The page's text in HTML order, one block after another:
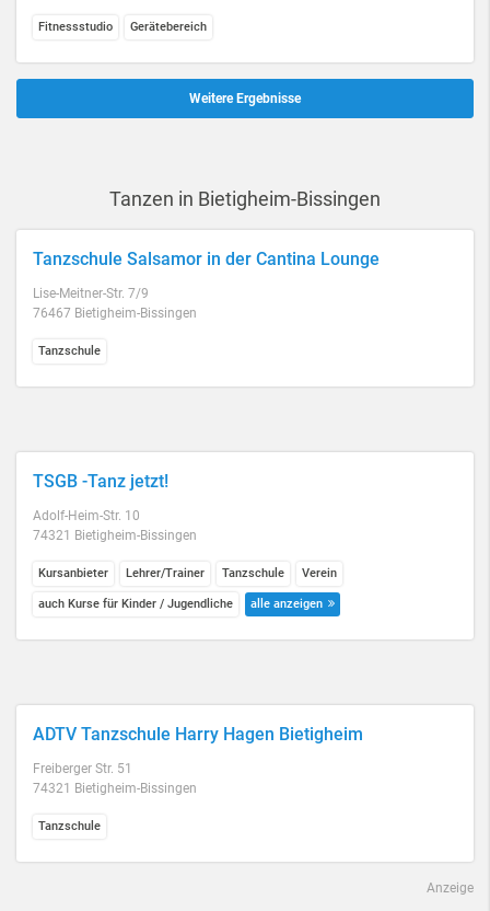
Fitnessstudio Gerätebereich
Weitere Ergebnisse
Tanzen in Bietigheim-Bissingen
Tanzschule Salsamor in der Cantina Lounge
Lise-Meitner-Str. 7/9
76467 Bietigheim-Bissingen
Tanzschule
TSGB -Tanz jetzt!
Adolf-Heim-Str. 10
74321 Bietigheim-Bissingen
Kursanbieter Lehrer/Trainer Tanzschule Verein
auch Kurse für Kinder / Jugendliche alle anzeigen
ADTV Tanzschule Harry Hagen Bietigheim
Freiberger Str. 51
74321 Bietigheim-Bissingen
Tanzschule
Anzeige